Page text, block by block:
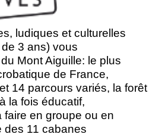
ludiques et culturelles
3 ans) vous
Mont Aiguille: le plus
de France,
14 parcours variés, la forêt
la fois éducatif,
faire en groupe ou en
des 11 cabanes